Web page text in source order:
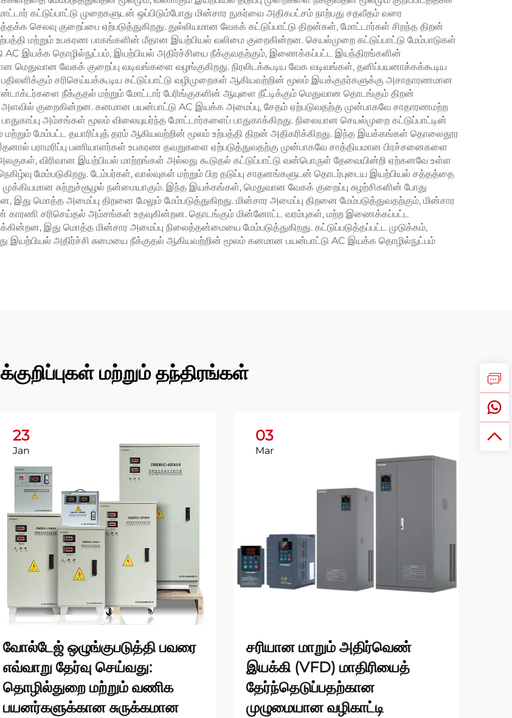
கட்டுப்பாட்டு முறைகளுடன் ஒப்பிடும்போது மின்சார நுகர்வை அதிகபட்சம் நாற்பது சதவீதம் வரை
செலவு குறைப்பை ஏற்படுத்துகிறது. துல்லியமான வேகக் கட்டுப்பாட்டு திறன்கள், மோட்டார்கள் சிறந்த திறன்
மற்றும் உபகரண பாகங்களின் மீதான இயற்பியல் வலிமை குறைகின்றன. செயல்முறை கட்டுப்பாட்டு மேம்பாடுகள்
இயக்க தொழில்நுட்பம், இயற்பியல் அதிர்ச்சியை நீக்குவதற்கும், இணைக்கப்பட்ட இயந்திரங்களின்
மெதுவான வேகக் குறைப்பு வடிவங்களை வழங்குகிறது. நிரலிடக்கூடிய வேக வடிவங்கள், தனிப்பயனாக்கக்கூடிய
சரிசெய்யக்கூடிய கட்டுப்பாட்டு வழிமுறைகள் ஆகியவற்றின் மூலம் இயக்குநர்களுக்கு அசாதாரணமான
நீக்குதல் மற்றும் மோட்டார் பேரிங்குகளின் ஆயுளை நீட்டிக்கும் மெதுவான தொடங்கும் திறன்
அளவில் குறைகின்றன. கனமான பயன்பாட்டு AC இயக்க அமைப்பு, சேதம் ஏற்படுவதற்கு முன்பாகவே சாதாரணமற்ற
அம்சங்கள் மூலம் விலையுயர்ந்த மோட்டார்களைப் பாதுகாக்கிறது. நிலையான செயல்முறை கட்டுப்பாட்டின்
மேம்பட்ட தயாரிப்புத் தரம் ஆகியவற்றின் மூலம் உற்பத்தி திறன் அதிகரிக்கிறது. இந்த இயக்கங்கள் தொலைதூர
பராமரிப்பு பணியாளர்கள் உபகரண தவறுகளை ஏற்படுத்துவதற்கு முன்பாகவே சாத்தியமான பிரச்சனைகளை
விரிவான இயற்பியல் மாற்றங்கள் அல்லது கூடுதல் கட்டுப்பாட்டு வன்பொருள் தேவையின்றி ஏற்கனவே உள்ள
மேம்படுகிறது. டேம்பர்கள், வால்வுகள் மற்றும் பிற தடுப்பு சாதனங்களுடன் தொடர்புடைய இயற்பியல் சத்தத்தை
சுற்றுச்சூழல் நன்மையாகும். இந்த இயக்கங்கள், மெதுவான வேகக் குறைப்பு சுழற்சிகளின் போது
மொத்த அமைப்பு திறனை மேலும் மேம்படுத்துகிறது. மின்சார அமைப்பு திறனை மேம்படுத்துவதற்கும், மின்சார
காரணி சரிசெய்தல் அம்சங்கள் உதவுகின்றன. தொடங்கும் மின்னோட்ட வரம்புகள், மற்ற இணைக்கப்பட்ட
இது மொத்த மின்சார அமைப்பு நிலைத்தன்மையை மேம்படுத்துகிறது. கட்டுப்படுத்தப்பட்ட முடுக்கம்,
இயற்பியல் அதிர்ச்சி சுமையை நீக்குதல் ஆகியவற்றின் மூலம் கனமான பயன்பாட்டு AC இயக்க தொழில்நுட்பம்
மற்றும் தந்திரங்கள்
23
Jan
வோல்டேஜ் ஒழுங்குபடுத்தி பவரை
எவ்வாறு தேர்வு செய்வது:
தொழில்துறை மற்றும் வணிக
பயனர்களுக்கான சுருக்கமான
03
Mar
சரியான மாறும் அதிர்வெண்
இயக்கி (VFD) மாதிரியைத்
தேர்ந்தெடுப்பதற்கான
முழுமையான வழிகாட்டி